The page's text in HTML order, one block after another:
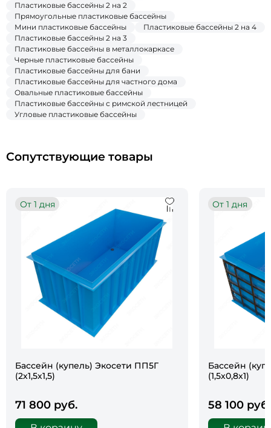
Пластиковые бассейны 2 на 2
Прямоугольные пластиковые бассейны
Мини пластиковые бассейны
Пластиковые бассейны 2 на 4
Пластиковые бассейны 2 на 3
Пластиковые бассейны в металлокаркасе
Черные пластиковые бассейны
Пластиковые бассейны для бани
Пластиковые бассейны для частного дома
Овальные пластиковые бассейны
Пластиковые бассейны с римской лестницей
Угловые пластиковые бассейны
Сопутствующие товары
От 1 дня
Бассейн (купель) Экосети ПП5Г
(2х1,5х1,5)
71 800 руб.
От 1 дня
Бассейн
(1,5х0,8х1)
58 100 руб.